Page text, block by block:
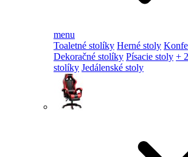
menu
Toaletné stolíky Herné stoly
Dekoračné stolíky Písacie stoly +
stolíky Jedálenské stoly